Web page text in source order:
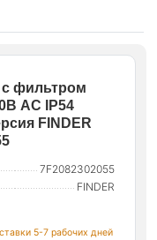
с фильтром
AC IP54
FINDER
7F2082302055
FINDER
5-7 рабочих дней